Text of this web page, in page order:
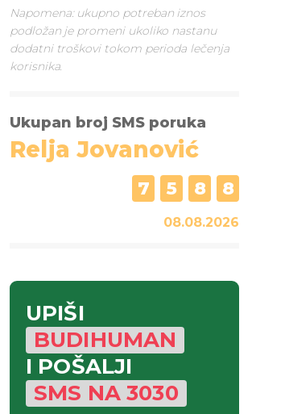
Napomena: ukupno potreban iznos
podložan je promeni ukoliko nastanu
dodatni troškovi tokom perioda lečenja
korisnika.
Ukupan broj SMS poruka
Relja Jovanović
7 5 8 8
08.08.2026
UPIŠI
BUDIHUMAN
I POŠALJI
SMS NA3030